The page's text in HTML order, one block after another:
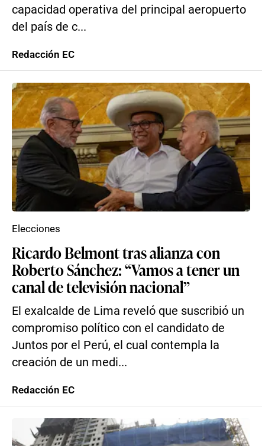
capacidad operativa del principal aeropuerto
del país de c...
Redacción EC
Ricardo Belmont tras alianza con
Roberto Sánchez: “Vamos a tener un
canal de televisión nacional”
El exalcalde de Lima reveló que suscribió un
compromiso político con el candidato de
Juntos por el Perú, el cual contempla la
creación de un medi...
Elecciones
Redacción EC